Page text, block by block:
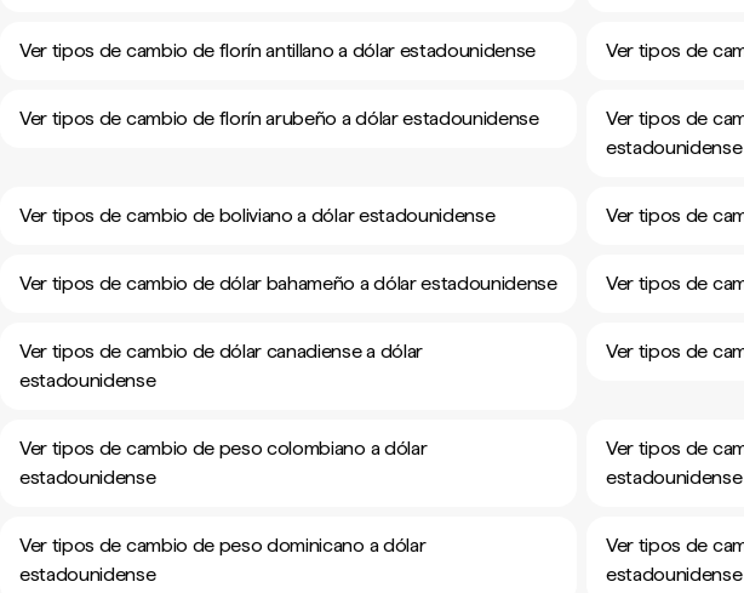
Ver tipos de cambio de florín antillano a dólar estadounidense Ver tipos de
Ver tipos de cambio de florín arubeño a dólar estadounidense
Ver tipos de
estadounidense
Ver tipos de cambio de boliviano a dólar estadounidense Ver tipos de
Ver tipos de cambio de dólar bahameño a dólar estadounidense Ver tipos de
Ver tipos de cambio de dólar canadiense a dólar
estadounidense
Ver tipos de
Ver tipos de cambio de peso colombiano a dólar
estadounidense
Ver tipos de
estadounidense
Ver tipos de cambio de peso dominicano a dólar
estadounidense
Ver tipos de
estadounidense